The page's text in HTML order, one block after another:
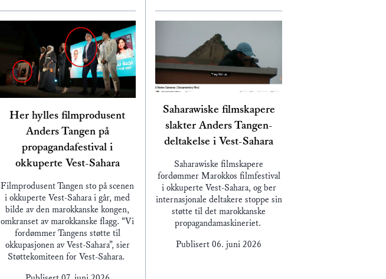
Her hylles filmprodusent
Anders Tangen på
propagandafestival i
okkuperte Vest-Sahara
Filmprodusent Tangen sto på scenen
i okkuperte Vest-Sahara i går, med
bilde av den marokkanske kongen,
omkranset av marokkanske flagg. “Vi
fordømmer Tangens støtte til
okkupasjonen av Vest-Sahara”, sier
Støttekomiteen for Vest-Sahara.
Saharawiske filmskapere
slakter Anders Tangen-
deltakelse i Vest-Sahara
Saharawiske filmskapere
fordømmer Marokkos filmfestival
i okkuperte Vest-Sahara, og ber
internasjonale deltakere stoppe sin
støtte til det marokkanske
propagandamaskineriet.
Publisert 06. juni 2026